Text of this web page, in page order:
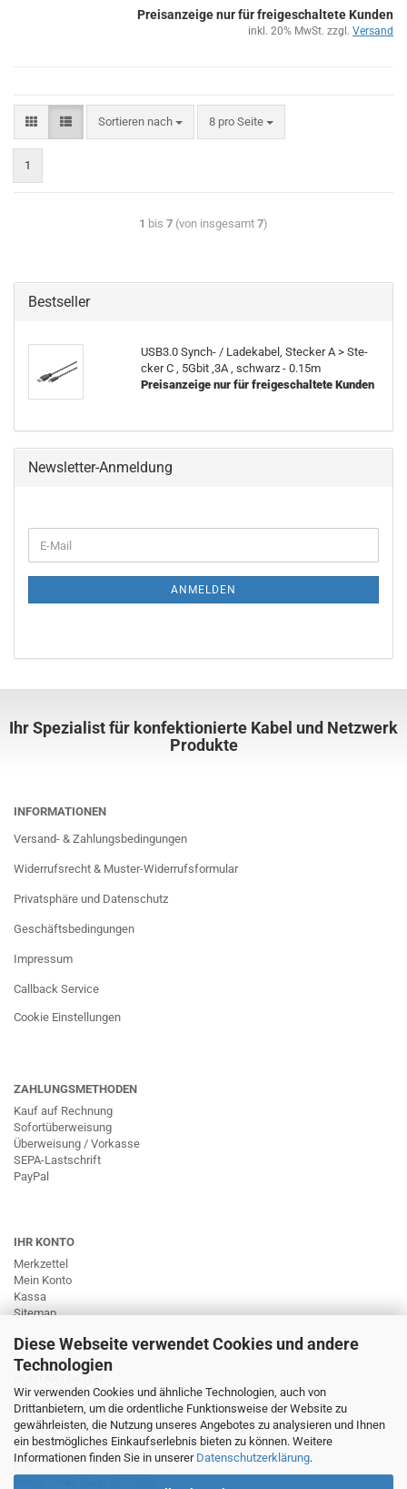
Diese Webseite verwendet Cookies und andere
Technologien
Wir verwenden Cookies und ähnliche Technologien, auch von
Drittanbietern, um die ordentliche Funktionsweise der Website zu
gewährleisten, die Nutzung unseres Angebotes zu analysieren und Ihnen
ein bestmögliches Einkaufserlebnis bieten zu können. Weitere
Informationen finden Sie in unserer Datenschutzerklärung.
Preisanzeige nur für freigeschaltete Kunden
inkl. 20% MwSt. zzgl. Versand
Sortieren nach 8 pro Seite
1
1 bis 7 (von insgesamt 7)
Bestseller
USB3.0 Synch-​ / La­de­ka­bel, Ste­cker A > Ste­
cker C , 5Gbit ,3A , schwarz - 0.15m
Preisanzeige nur für freigeschaltete Kunden
Newsletter-Anmeldung
ANMELDEN
Ihr Spezialist für konfektionierte Kabel und Netzwerk
Produkte
INFORMATIONEN
Versand- & Zahlungsbedingungen
Widerrufsrecht & Muster-Widerrufsformular
Privatsphäre und Datenschutz
Geschäftsbedingungen
Impressum
Callback Service
Cookie Einstellungen
ZAHLUNGSMETHODEN
Kauf auf Rechnung
Sofortüberweisung
Überweisung / Vorkasse
SEPA-Lastschrift
PayPal
IHR KONTO
Merkzettel
Mein Konto
Kassa
Sitemap
KONTAKTDATEN
WSS Distribution GmbH
Kernstockgasse 31
A-8401 Kalsdorf bei Graz
Telefon: +43 (3135) 54036 / 0
Fax: +43 (3135) 54036 / 30